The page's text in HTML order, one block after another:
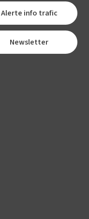
Alerte info trafic
Newsletter